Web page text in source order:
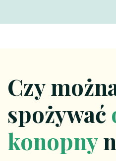
Czy
spożywać
konopny